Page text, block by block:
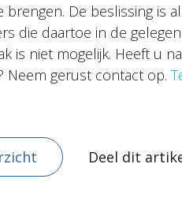
brengen. De beslissing is
die daartoe in de
is niet mogelijk. Heeft u
Neem gerust contact op.
Deel dit